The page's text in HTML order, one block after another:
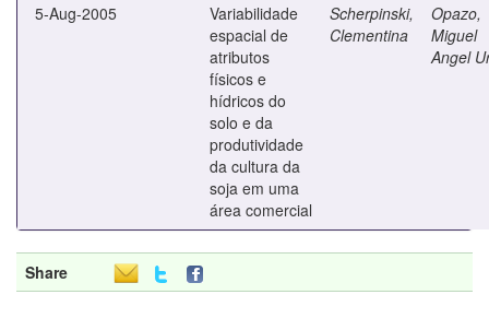
5-Aug-2005
Variabilidade
espacial de
atributos
físicos e
hídricos do
solo e da
produtividade
da cultura da
soja em uma
área comercial
Scherpinski,
Clementina
Opazo,
Miguel
Angel
Share